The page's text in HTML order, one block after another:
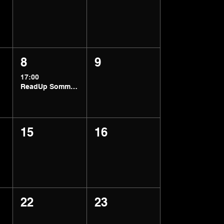
8
17:00
ReadUp Sommer Get-together
9
15 16
22 23